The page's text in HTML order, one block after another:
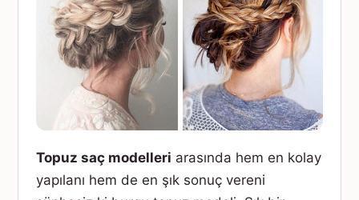
Topuz saç modelleri arasında hem en kolay
yapılanı hem de en şık sonuç vereni